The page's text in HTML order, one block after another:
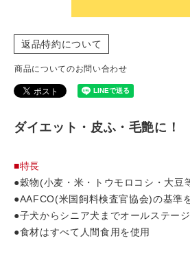
返品特約について
商品についてのお問い合わせ
ダイエット・皮ふ・毛艶に！
■特長
●穀物(小麦・米・トウモロコシ・大豆
●AAFCO(米国飼料検査官協会)の基準
●子犬からシニア犬までオールステー
●食材はすべて人間食用を使用